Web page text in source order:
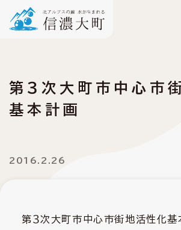
第３次大町市中心市
基本計画
2016.2.26
第３次大町市中心市街地活性化基